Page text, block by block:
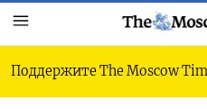
Поддержите The Moscow